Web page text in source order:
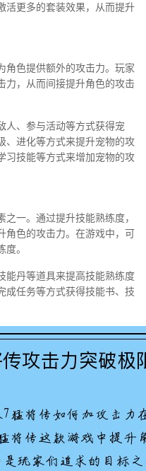
活更多的套装效果，从而提升
角色提供额外的攻击力。玩家
力，从而间接提升角色的攻击
人、参与活动等方式获得宠
、进化等方式来提升宠物的攻
习技能等方式来增加宠物的攻
一。通过提升技能熟练度，
角色的攻击力。在游戏中，可
。
能丹等道具来提高技能熟练度
成任务等方式获得技能书、技